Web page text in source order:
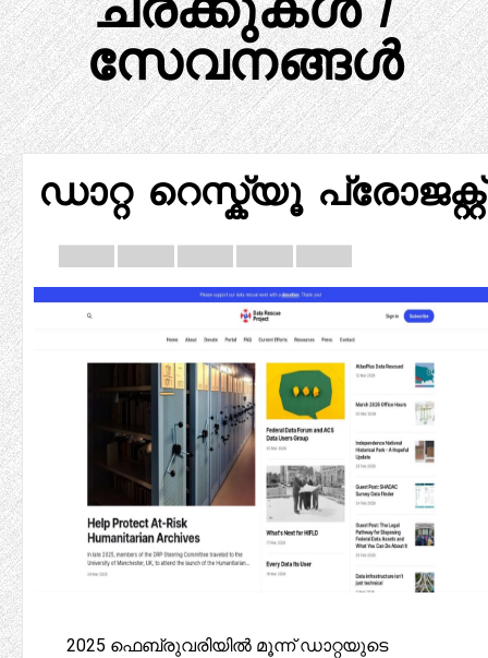
സേവനങ്ങൾ
ഡാറ്റ റെസ്ക്യൂ പ്രോജക്റ്റ്
2025 ഫെബ്രുവരിയിൽ മൂന്ന് ഡാറ്റയുടെ